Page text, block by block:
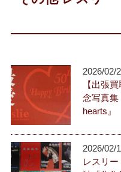
2026/02/
【出張
念写真集
hearts』
2026/02/
レスリ